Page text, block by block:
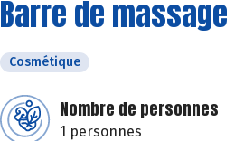
Barre de massage
Cosmétique
Nombre de personnes
1 personnes